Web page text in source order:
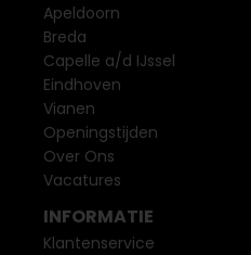
Apeldoorn
Breda
Capelle a/d IJssel
Eindhoven
Vianen
Openingstijden
Over Ons
Vacatures
INFORMATIE
Klantenservice